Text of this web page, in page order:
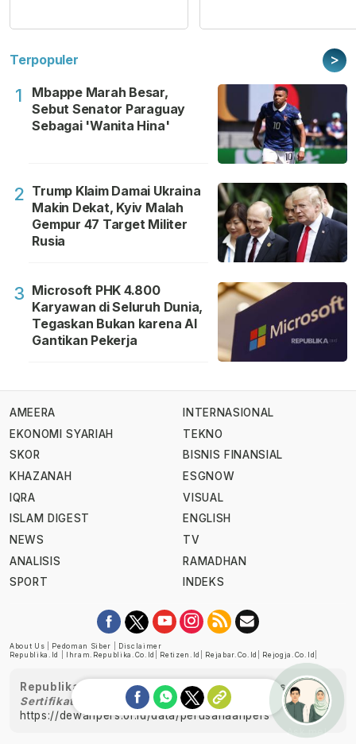
Terpopuler >
1
Mbappe Marah Besar,
Sebut Senator Paraguay
Sebagai 'Wanita Hina'
2 Trump Klaim Damai Ukraina
Makin Dekat, Kyiv Malah
Gempur 47 Target Militer
Rusia
3 Microsoft PHK 4.800
Karyawan di Seluruh Dunia,
Tegaskan Bukan karena AI
Gantikan Pekerja
AMEERA
EKONOMI SYARIAH
SKOR
KHAZANAH
IQRA
ISLAM DIGEST
NEWS
ANALISIS
SPORT
INTERNASIONAL
TEKNO
BISNIS FINANSIAL
ESGNOW
VISUAL
ENGLISH
TV
RAMADHAN
INDEKS
About Us Pedoman Siber
Disclaimer
Republika.id
Ihram.republika.co.id Retizen.id Rejabar.co.id Rejogja.co.id
Republika telah diverifikasi oleh Dewan Pers
Sertifikat Nomor 1058/DP-Verifikasi/K/XII/2022
https://dewanpers.or.id/data/perusahaanpers
Ask me!